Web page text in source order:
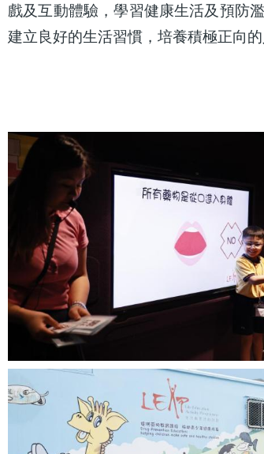
結
戲及互動體驗，學習健康生活及預防
建立良好的生活習慣，培養積極正向